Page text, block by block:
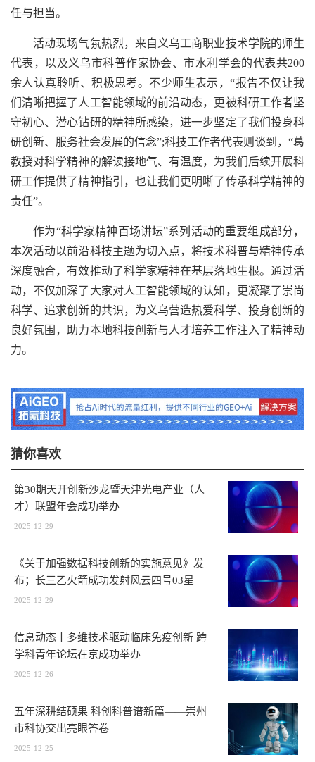
任与担当。
活动现场气氛热烈，来自义乌工商职业技术学院的师生
代表，以及义乌市科普作家协会、市水利学会的代表共200
余人认真聆听、积极思考。不少师生表示，“报告不仅让我
们清晰把握了人工智能领域的前沿动态，更被科研工作者坚
守初心、潜心钻研的精神所感染，进一步坚定了我们投身科
研创新、服务社会发展的信念”;科技工作者代表则谈到，“葛
教授对科学精神的解读接地气、有温度，为我们后续开展科
研工作提供了精神指引，也让我们更明晰了传承科学精神的
责任”。
作为“科学家精神百场讲坛”系列活动的重要组成部分，
本次活动以前沿科技主题为切入点，将技术科普与精神传承
深度融合，有效推动了科学家精神在基层落地生根。通过活
动，不仅加深了大家对人工智能领域的认知，更凝聚了崇尚
科学、追求创新的共识，为义乌营造热爱科学、投身创新的
良好氛围，助力本地科技创新与人才培养工作注入了精神动
力。
猜你喜欢
第30期天开创新沙龙暨天津光电产业（人
才）联盟年会成功举办
2025-12-29
《关于加强数据科技创新的实施意见》发
布；长三乙火箭成功发射风云四号03星
2025-12-29
信息动态丨多维技术驱动临床免疫创新 跨
学科青年论坛在京成功举办
2025-12-26
五年深耕结硕果 科创科普谱新篇——崇州
市科协交出亮眼答卷
2025-12-25